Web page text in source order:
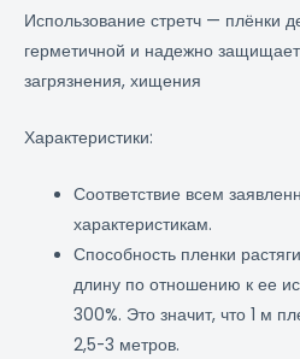
Использование стретч — плёнки
герметичной и надежно
загрязнения, хищения
Характеристики:
Соответствие всем
характеристикам.
Способность пленки
длину по отношению к ее
300%. Это значит, что 1 м
2,5-3 метров.